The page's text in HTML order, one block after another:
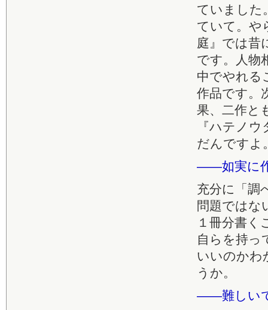
ていました
ていて。や
庭』では昔
です。人物
中でやれる
作品です。
果、二作と
『ハテノ
だんですよ
――如実に
充分に「調
問題ではな
１冊分書く
自らを持っ
いいのかわ
うか。
――難しい